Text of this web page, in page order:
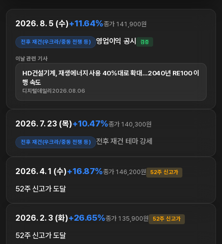
2026. 8. 5 (수)+11.64%종가 141,900원
전후 재건(우크라/중동 전쟁 등) 영업이익 공시 검증
이날 관련 기사
HD건설기계, 재생에너지 사용 40%대로 확대…2040년 RE100 이
행 속도
디지털데일리 2026.08.06
2026. 7. 23 (목)+10.47%종가 140,300원
전후 재건(우크라/중동 전쟁 등) 전후 재건 테마 강세
2026. 4. 1 (수)+16.87%종가 146,200원 52주 신고가
52주 신고가 도달
2026. 2. 3 (화)+26.65%종가 135,900원 52주 신고가
52주 신고가 도달